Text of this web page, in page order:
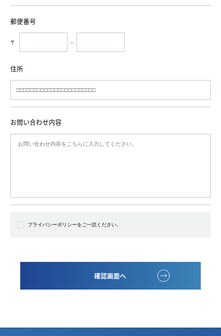
郵便番号
〒 -
住所
お問い合わせ内容
プライバシーポリシーをご一読ください。
確認画面へ